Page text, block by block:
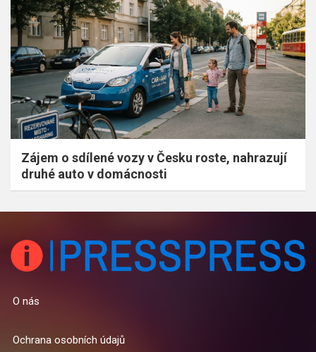
Zájem o sdílené vozy v Česku roste, nahrazují
druhé auto v domácnosti
O nás
Ochrana osobních údajů